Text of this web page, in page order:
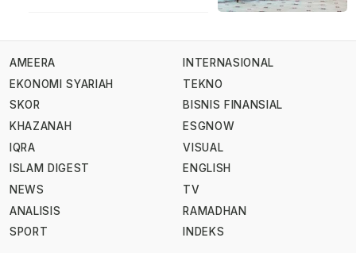
AMEERA
EKONOMI SYARIAH
SKOR
KHAZANAH
IQRA
ISLAM DIGEST
NEWS
ANALISIS
SPORT
INTERNASIONAL
TEKNO
BISNIS FINANSIAL
ESGNOW
VISUAL
ENGLISH
TV
RAMADHAN
INDEKS